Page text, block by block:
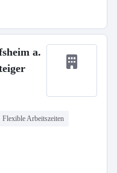
a.
Flexible Arbeitszeiten